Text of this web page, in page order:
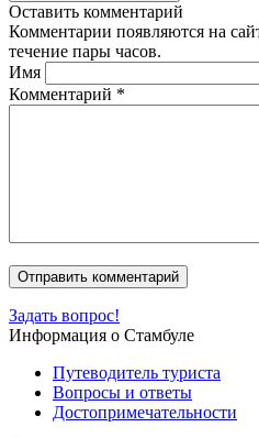
Оставить комментарий
Комментарии появляются на
течение пары часов.
Имя
Комментарий *
Задать вопрос!
Информация о Стамбуле
Путеводитель туриста
Вопросы и ответы
Достопримечательности